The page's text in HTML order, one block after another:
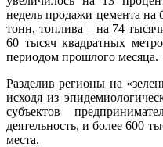
недель продажи цемента на
тонн, топлива – на 74
60 тысяч квадратных
периодом прошлого месяца.
Разделив регионы на
исходя из
субъектов
деятельность, и более 600
места.